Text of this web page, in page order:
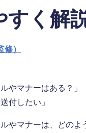
すく解
）
やマナーはある？」
付したい」
やマナーは、どのよ